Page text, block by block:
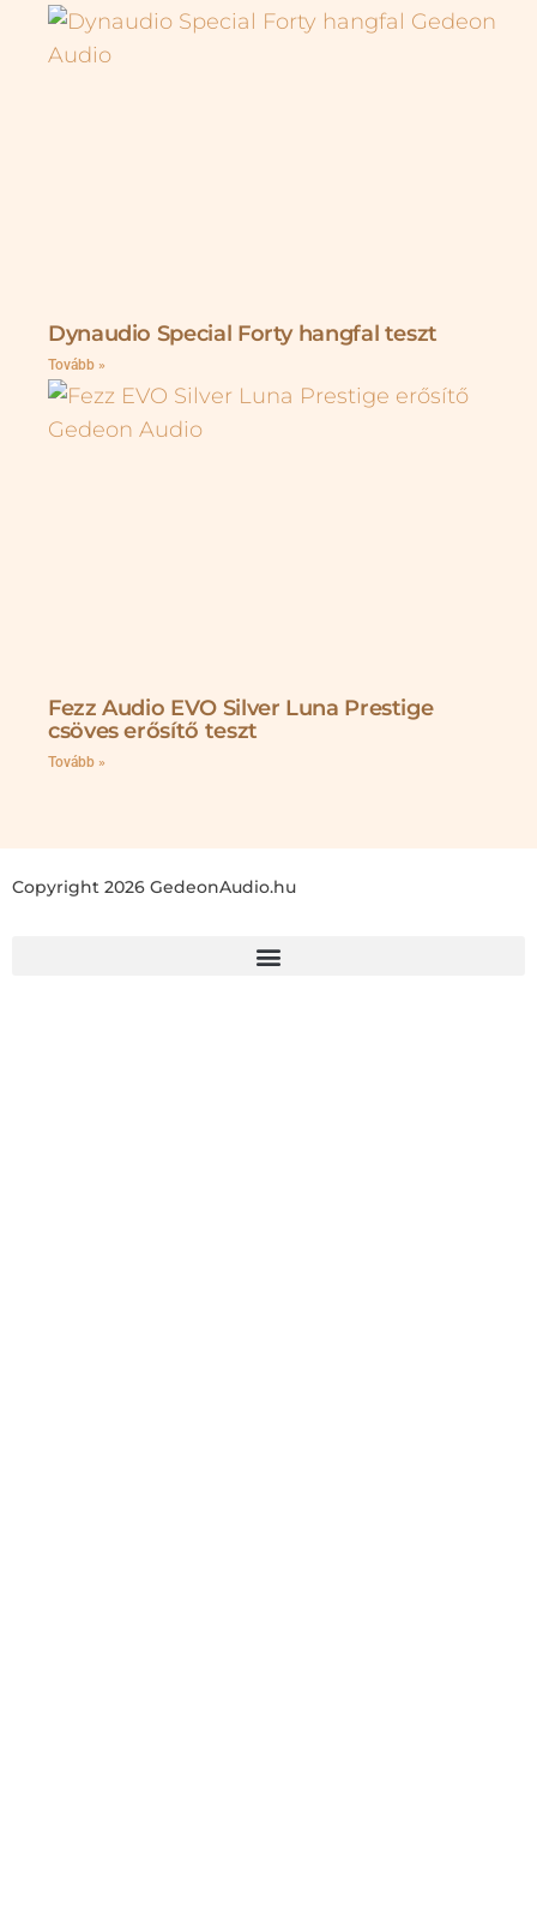
Dynaudio Special Forty hangfal teszt
Tovább »
Fezz Audio EVO Silver Luna Prestige
csöves erősítő teszt
Tovább »
Copyright 2026 GedeonAudio.hu